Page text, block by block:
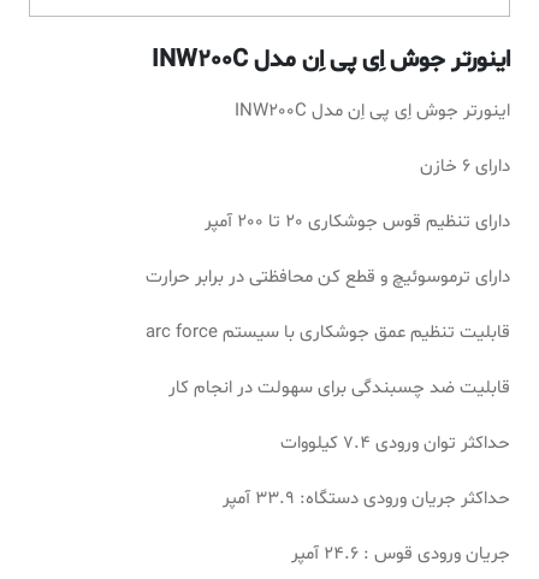
اینورتر جوش اِی پی اِن مدل INW200C
اینورتر جوش اِی پی اِن مدل INW200C
دارای 6 خازن
دارای تنظیم قوس جوشکاری 20 تا 200 آمپر
دارای ترموسوئیچ و قطع کن محافظتی در برابر حرارت
قابلیت تنظیم عمق جوشکاری با سیستم arc force
قابلیت ضد چسبندگی برای سهولت در انجام کار
حداکثر توان ورودی 7.4 کیلووات
حداکثر جریان ورودی دستگاه: 33.9 آمپر
جریان ورودی قوس : 24.6 آمپر